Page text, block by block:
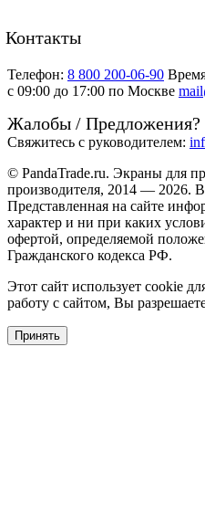
Контакты
Телефон: 8 800 200-06-90
c 09:00 до 17:00 по Москве
Жалобы / Предложения?
Свяжитесь с руководителем:
© PandaTrade.ru. Экраны для
производителя, 2014 — 2026.
Представленная на сайте
характер и ни при каких
офертой, определяемой
Гражданского кодекса РФ.
Этот сайт использует cookie
работу с сайтом, Вы
Принять